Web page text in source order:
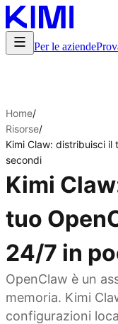
Per le aziende
Home/
Risorse/
Kimi Claw: distribuisci
secondi
Kimi
tuo
24/7 in
OpenClaw è un
memoria. Kimi
configurazioni